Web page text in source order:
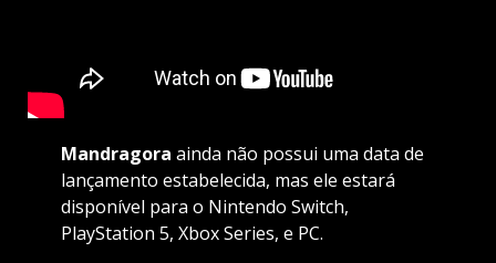
Mandragora ainda não possui uma data de
lançamento estabelecida, mas ele estará
disponível para o Nintendo Switch,
PlayStation 5, Xbox Series, e PC.